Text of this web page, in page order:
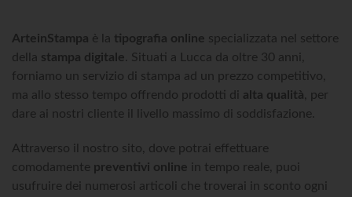
ArteinStampa è la tipografia online specializzata nel settore
della stampa digitale . Situati a Lucca da oltre 30 anni,
forniamo un servizio di stampa ad un prezzo competitivo,
ma allo stesso tempo offrendo prodotti di alta qualità , per
dare ai nostri cliente il livello massimo di soddisfazione.
Attraverso il nostro sito, dove potrai effettuare
comodamente preventivi online in tempo reale, puoi
usufruire dei numerosi articoli che troverai in sconto ogni